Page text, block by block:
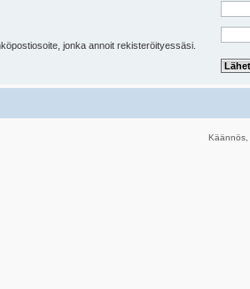
jonka annoit rekisteröityessäsi.